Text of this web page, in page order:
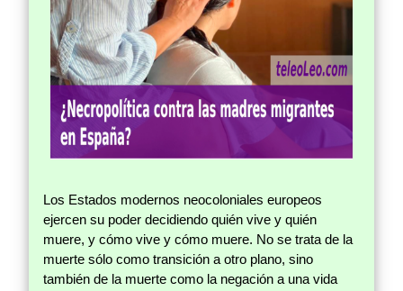
Los Estados modernos neocoloniales europeos
ejercen su poder decidiendo quién vive y quién
muere, y cómo vive y cómo muere. No se trata de la
muerte sólo como transición a otro plano, sino
también de la muerte como la negación a una vida